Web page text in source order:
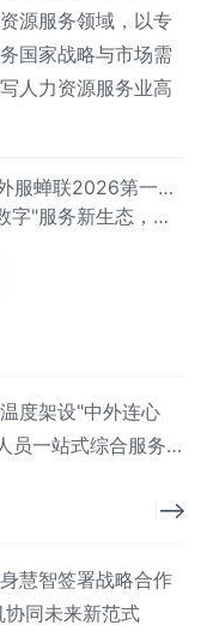
源服务领域，以专
国家战略与市场需
人力资源服务业高
服蝉联2026第一资
字"服务新生态，为
度架设"中外连心
员一站式综合服务
慧智签署战略合作
同未来新范式